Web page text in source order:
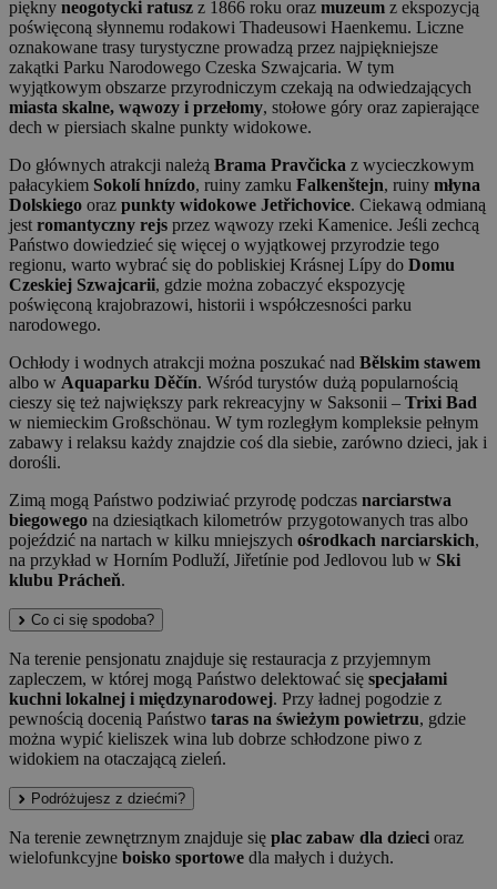
piękny neogotycki ratusz z 1866 roku oraz muzeum z ekspozycją
poświęconą słynnemu rodakowi Thadeusowi Haenkemu. Liczne
oznakowane trasy turystyczne prowadzą przez najpiękniejsze
zakątki Parku Narodowego Czeska Szwajcaria. W tym
wyjątkowym obszarze przyrodniczym czekają na odwiedzających
miasta skalne, wąwozy i przełomy, stołowe góry oraz zapierające
dech w piersiach skalne punkty widokowe.
Do głównych atrakcji należą Brama Pravčicka z wycieczkowym
pałacykiem Sokolí hnízdo, ruiny zamku Falkenštejn, ruiny młyna
Dolskiego oraz punkty widokowe Jetřichovice. Ciekawą odmianą
jestromantyczny rejs przez wąwozy rzeki Kamenice. Jeśli zechcą
Państwo dowiedzieć się więcej o wyjątkowej przyrodzie tego
regionu, warto wybrać się do pobliskiej Krásnej Lípy do Domu
Czeskiej Szwajcarii, gdzie można zobaczyć ekspozycję
poświęconą krajobrazowi, historii i współczesności parku
narodowego.
Ochłody i wodnych atrakcji można poszukać nad Bělskim stawem
albo w Aquaparku Děčín. Wśród turystów dużą popularnością
cieszy się też największy park rekreacyjny w Saksonii – Trixi Bad
w niemieckim Großschönau. W tym rozległym kompleksie pełnym
zabawy i relaksu każdy znajdzie coś dla siebie, zarówno dzieci, jak i
dorośli.
Zimą mogą Państwo podziwiać przyrodę podczas narciarstwa
biegowego na dziesiątkach kilometrów przygotowanych tras albo
pojeździć na nartach w kilku mniejszych ośrodkach narciarskich,
na przykład w Horním Podluží, Jiřetínie pod Jedlovou lub w Ski
klubu Prácheň.
Co ci się spodoba?
Na terenie pensjonatu znajduje się restauracja z przyjemnym
zapleczem, w której mogą Państwo delektować się specjałami
kuchni lokalnej i międzynarodowej. Przy ładnej pogodzie z
pewnością docenią Państwo taras na świeżym powietrzu, gdzie
można wypić kieliszek wina lub dobrze schłodzone piwo z
widokiem na otaczającą zieleń.
Podróżujesz z dziećmi?
Na terenie zewnętrznym znajduje się plac zabaw dla dzieci oraz
wielofunkcyjne boisko sportowe dla małych i dużych.